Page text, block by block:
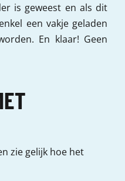
is geweest en als dit
een vakje geladen
En klaar! Geen
zie gelijk hoe het